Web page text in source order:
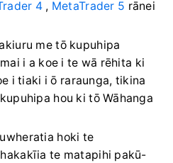
4 , MetaTrader 5 rānei
me tō kupuhipa
i a koe i te wā rēhita ki
i tiaki i ō raraunga, tikina
hou ki tō Wāhanga
hoki te
te matapihi pakū-